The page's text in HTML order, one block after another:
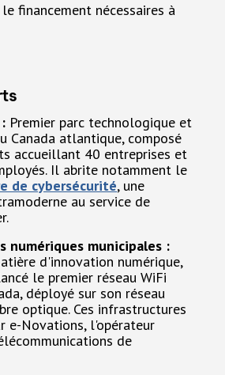
financement nécessaires à
: Premier parc technologique et
Canada atlantique, composé
accueillant 40 entreprises et
Il abrite notamment le
de cybersécurité, une
au service de
numériques municipales :
d'innovation numérique,
le premier réseau WiFi
déployé sur son réseau
optique. Ces infrastructures
e-Novations, l'opérateur
de